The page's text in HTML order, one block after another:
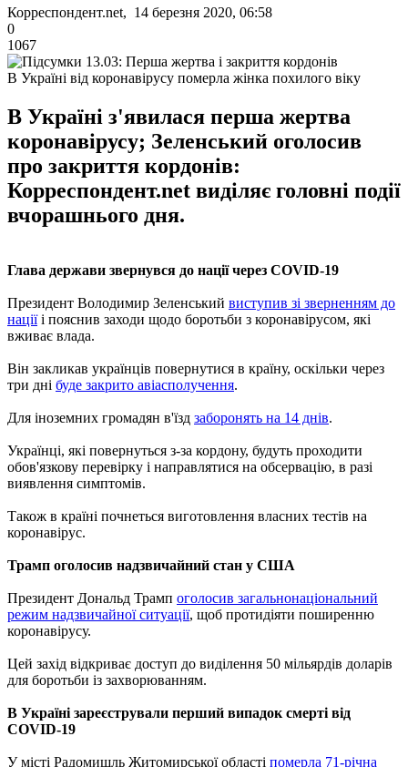
Корреспондент.net, 14 березня 2020, 06:58
0
1067
В Україні від коронавірусу померла жінка похилого віку
В Україні з'явилася перша жертва
коронавірусу; Зеленський оголосив
про закриття кордонів:
Корреспондент.net виділяє головні події
вчорашнього дня.
Глава держави звернувся до нації через COVID-19
Президент Володимир Зеленський виступив зі зверненням до
націїі пояснив заходи щодо боротьби з коронавірусом, які
вживає влада.
Він закликав українців повернутися в країну, оскільки через
три дні буде закрито авіасполучення.
Для іноземних громадян в'їзд заборонять на 14 днів.
Українці, які повернуться з-за кордону, будуть проходити
обов'язкову перевірку і направлятися на обсервацію, в разі
виявлення симптомів.
Також в країні почнеться виготовлення власних тестів на
коронавірус.
Трамп оголосив надзвичайний стан у США
Президент Дональд Трамп оголосив загальнонаціональний
режим надзвичайної ситуації, щоб протидіяти поширенню
коронавірусу.
Цей захід відкриває доступ до виділення 50 мільярдів доларів
для боротьби із захворюванням.
В Україні зареєстрували перший випадок смерті від
COVID-19
У місті Радомишль Житомирської області померла 71-річна